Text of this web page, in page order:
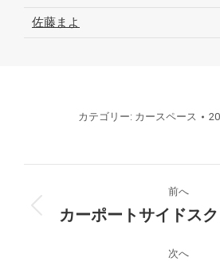
佐藤まよ
カテゴリー: カースペース
ロ
前へ
前
プ
カーポートサイドス
次へ